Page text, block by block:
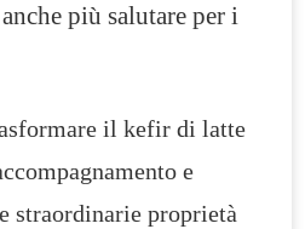
più salutare per i
il kefir di latte
e
straordinarie proprietà